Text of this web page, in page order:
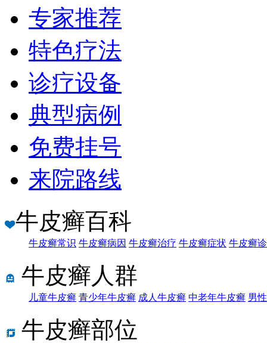
专家推荐
特色疗法
诊疗设备
典型病例
免费挂号
来院路线
牛皮癣百科
牛皮癣常识 牛皮癣病因 牛皮癣治疗 牛皮癣症状 牛皮癣
牛皮癣人群
儿童牛皮癣 青少年牛皮癣 成人牛皮癣 中老年牛皮癣 男
牛皮癣部位